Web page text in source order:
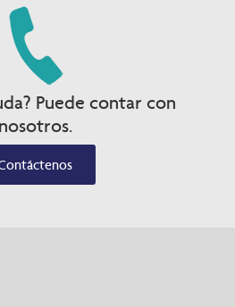
Puede contar con
nosotros.